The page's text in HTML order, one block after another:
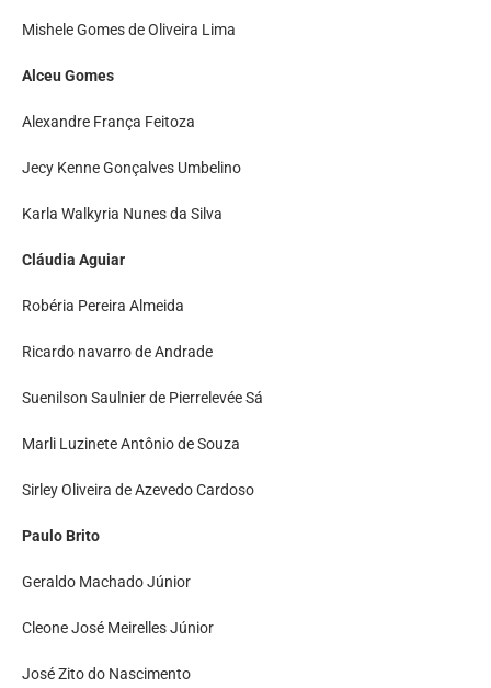
Mishele Gomes de Oliveira Lima
Alceu Gomes
Alexandre França Feitoza
Jecy Kenne Gonçalves Umbelino
Karla Walkyria Nunes da Silva
Cláudia Aguiar
Robéria Pereira Almeida
Ricardo navarro de Andrade
Suenilson Saulnier de Pierrelevée Sá
Marli Luzinete Antônio de Souza
Sirley Oliveira de Azevedo Cardoso
Paulo Brito
Geraldo Machado Júnior
Cleone José Meirelles Júnior
José Zito do Nascimento